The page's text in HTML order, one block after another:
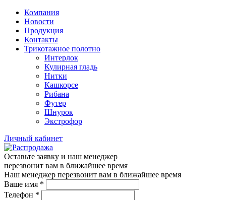
Компания
Новости
Продукция
Контакты
Трикотажное полотно
Интерлок
Кулирная гладь
Нитки
Кашкорсе
Рибана
Футер
Шнурок
Экстрофор
Личный кабинет
Оставьте заявку и наш менеджер
перезвонит вам в ближайшее время
Наш менеджер перезвонит вам в ближайшее время
Ваше имя *
Телефон *